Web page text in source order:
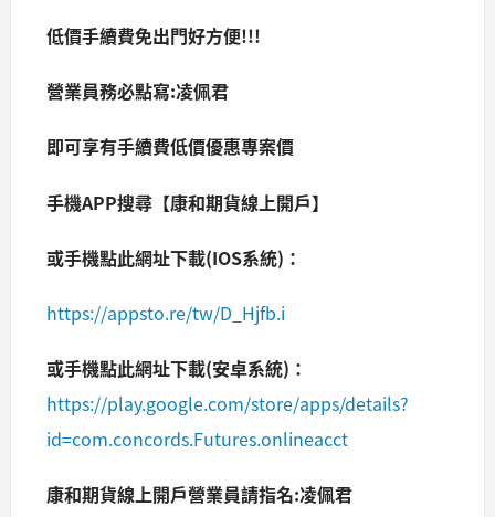
低價手續費免出門好方便!!!
營業員務必點寫:凌佩君
即可享有手續費低價優惠專案價
手機APP搜尋【康和期貨線上開戶】
或手機點此網址下載(IOS系統)：
https://appsto.re/tw/D_Hjfb.i
或手機點此網址下載(安卓系統)：
https://play.google.com/store/apps/details?
id=com.concords.Futures.onlineacct
康和期貨線上開戶營業員請指名:凌佩君